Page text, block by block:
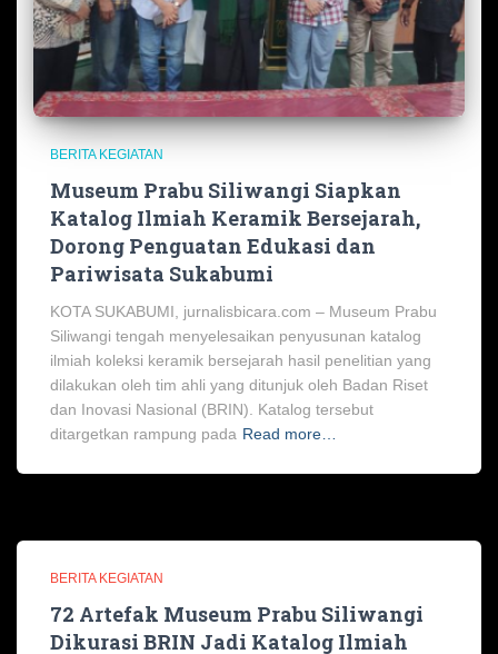
BERITA KEGIATAN
Museum Prabu Siliwangi Siapkan
Katalog Ilmiah Keramik Bersejarah,
Dorong Penguatan Edukasi dan
Pariwisata Sukabumi
KOTA SUKABUMI, jurnalisbicara.com – Museum Prabu
Siliwangi tengah menyelesaikan penyusunan katalog
ilmiah koleksi keramik bersejarah hasil penelitian yang
dilakukan oleh tim ahli yang ditunjuk oleh Badan Riset
dan Inovasi Nasional (BRIN). Katalog tersebut
ditargetkan rampung pada Read more…
BERITA KEGIATAN
72 Artefak Museum Prabu Siliwangi
Dikurasi BRIN Jadi Katalog Ilmiah